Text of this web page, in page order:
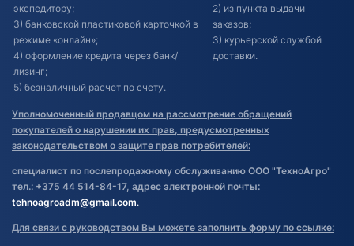
экспедитору;
3) банковской пластиковой карточкой в
режиме «онлайн»;
4) оформление кредита через банк/
лизинг;
5) безналичный расчет по счету.
2) из пункта выдачи
заказов;
3) курьерской службой
доставки.
Уполномоченный продавцом на рассмотрение обращений
покупателей о нарушении их прав, предусмотренных
законодательством о защите прав потребителей:
специалист по послепродажному обслуживанию ООО "ТехноАгро"
тел.: +375 44 514-84-17, адрес электронной почты:
tehnoagroadm@gmail.com.
Для связи с руководством Вы можете заполнить форму по ссылке: